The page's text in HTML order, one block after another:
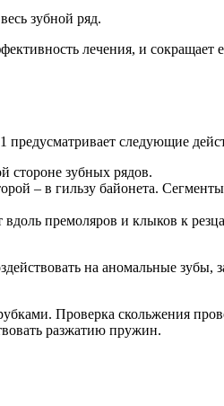
зубной ряд.
лечения, и сокращает
предусматривает следующие
стороне зубных рядов.
– в гильзу байонета.
премоляров и клыков к
на аномальные зубы,
Проверка скольжения
разжатию пружин.